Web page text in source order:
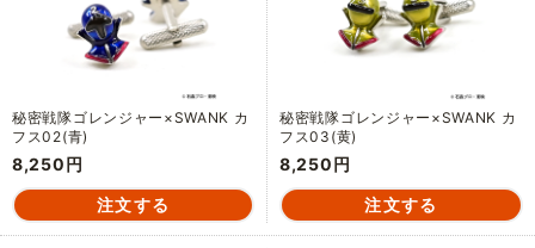
秘密戦隊ゴレンジャー×SWANK カ
フス02(青)
8,250円
秘密戦隊ゴレンジャー×SWANK カ
フス03(黄)
8,250円